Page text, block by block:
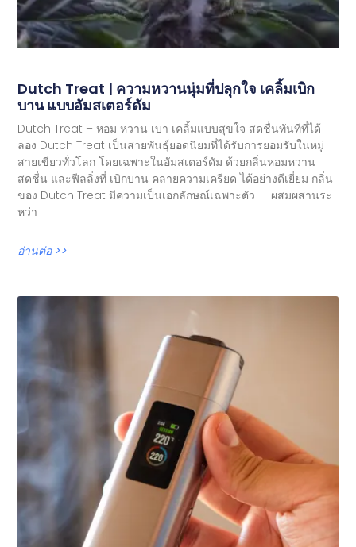
Dutch Treat | ความหวานนุ่มที่ปลุกใจ เคลิ้มเบิก
บาน แบบอัมสเตอร์ดัม
Dutch Treat – หอม หวาน เบา เคลิ้มแบบสุขใจ สดชื่นทันทีที่ได้
ลอง Dutch Treat เป็นสายพันธุ์ยอดนิยมที่ได้รับการยอมรับในหมู่
สายเขียวทั่วโลก โดยเฉพาะในอัมสเตอร์ดัม ด้วยกลิ่นหอมหวาน
สดชื่น และฟีลลิ่งที่ เบิกบาน คลายความเครียด ได้อย่างดีเยี่ยม กลิ่น
ของ Dutch Treat มีความเป็นเอกลักษณ์เฉพาะตัว — ผสมผสานระ
หว่า
อ่านต่อ >>